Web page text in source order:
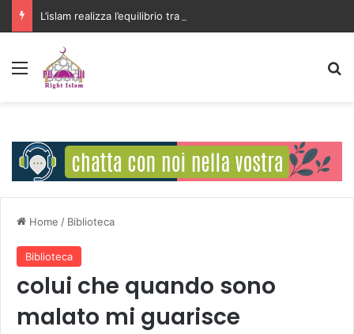
Menu
Home / Biblioteca
Biblioteca
colui che quando sono
malato mi guarisce